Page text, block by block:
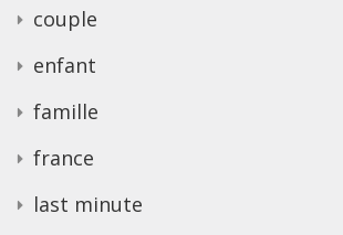
couple
enfant
famille
france
last minute